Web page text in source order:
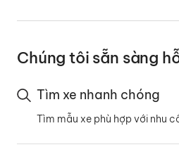
Chúng tôi sẵn sàng
Tìm xe nhanh chóng
Tìm mẫu xe phù hợp với nhu